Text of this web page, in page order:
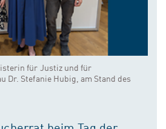
für Justiz und für
Dr. Stefanie Hubig, am Stand des